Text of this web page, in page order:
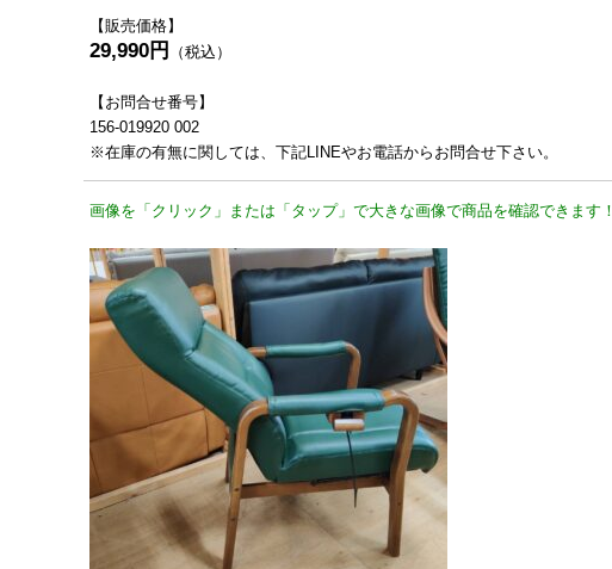
【販売価格】
29,990円 （税込）
【お問合せ番号】
156-019920 002
※在庫の有無に関しては、下記LINEやお電話からお問合せ下さい。
画像を「クリック」または「タップ」で大きな画像で商品を確認できます！